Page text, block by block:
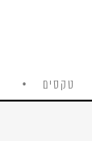
טקסים